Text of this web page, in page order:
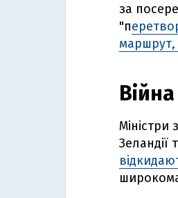
за
"п
Міністри
Зеландії